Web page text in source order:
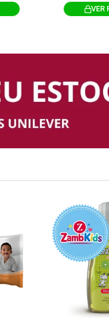
VER